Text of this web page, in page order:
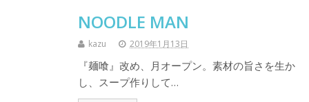
NOODLE MAN
kazu 2019年1月13日
『麺喰』改め、月オープン。素材の旨さを生か
し、スープ作りして…